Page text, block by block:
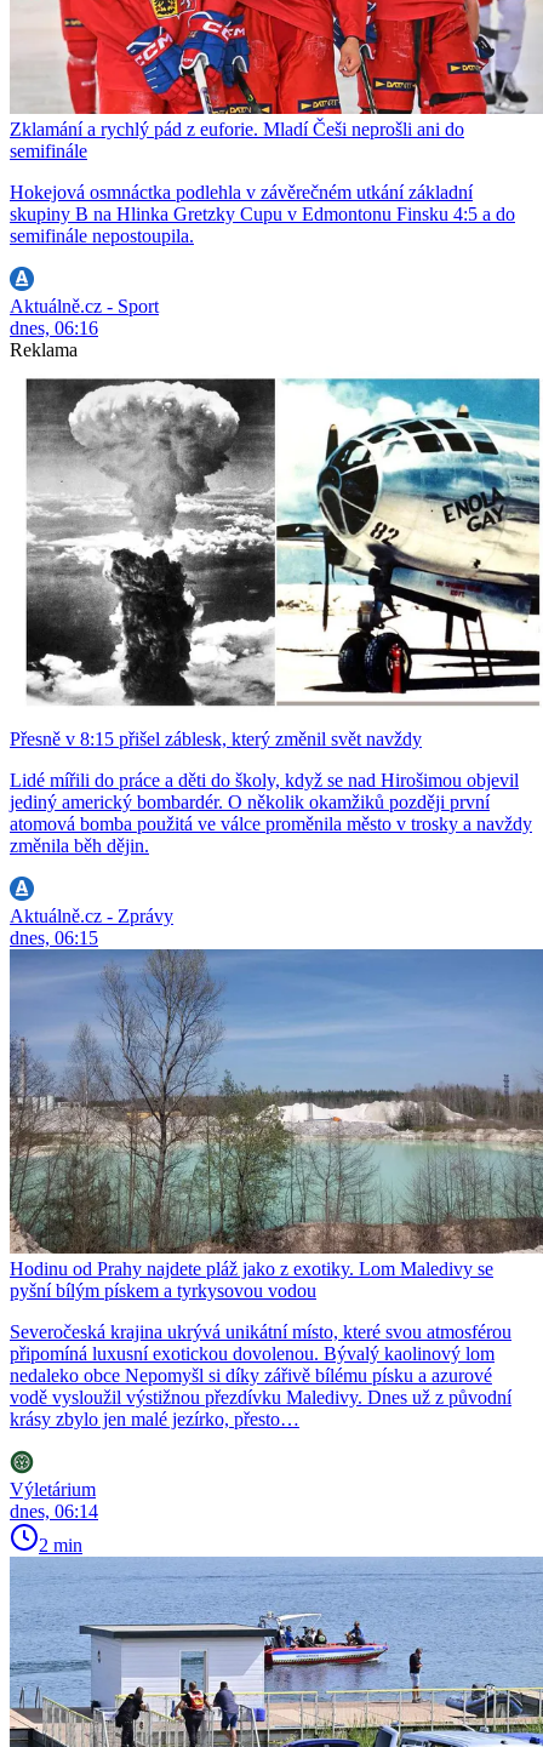
Zklamání a rychlý pád z euforie. Mladí Češi neprošli ani do
semifinále
Hokejová osmnáctka podlehla v závěrečném utkání základní
skupiny B na Hlinka Gretzky Cupu v Edmontonu Finsku 4:5 a do
semifinále nepostoupila.
Aktuálně.cz - Sport
dnes, 06:16
Reklama
Přesně v 8:15 přišel záblesk, který změnil svět navždy
Lidé mířili do práce a děti do školy, když se nad Hirošimou objevil
jediný americký bombardér. O několik okamžiků později první
atomová bomba použitá ve válce proměnila město v trosky a navždy
změnila běh dějin.
Aktuálně.cz - Zprávy
dnes, 06:15
Hodinu od Prahy najdete pláž jako z exotiky. Lom Maledivy se
pyšní bílým pískem a tyrkysovou vodou
Severočeská krajina ukrývá unikátní místo, které svou atmosférou
připomíná luxusní exotickou dovolenou. Bývalý kaolinový lom
nedaleko obce Nepomyšl si díky zářivě bílému písku a azurové
vodě vysloužil výstižnou přezdívku Maledivy. Dnes už z původní
krásy zbylo jen malé jezírko, přesto…
Výletárium
dnes, 06:14
2 min